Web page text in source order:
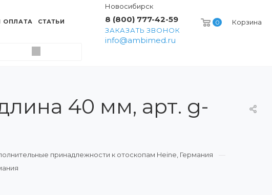
0 Корзина
Новосибирск
8 (800) 777-42-59
ЗАКАЗАТЬ ЗВОНОК
info@ambimed.ru
ОПЛАТА СТАТЬИ
40 мм, арт. g-
принадлежности к отоскопам Heine, Германия